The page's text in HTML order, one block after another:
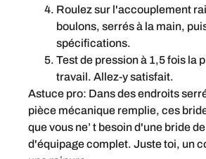
Roulez sur l'accouplement
boulons, serrés à la main,
spécifications.
Test de pression à 1,5 fois la
travail. Allez-y satisfait.
Astuce pro: Dans des endroits
pièce mécanique remplie, ces
que vous ne’ t besoin d'une bride
d'équipage complet. Juste toi, un